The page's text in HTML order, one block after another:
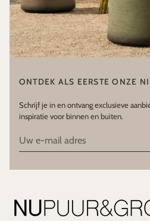
ONTDEK ALS EERSTE ONZE
Schrijf je in en ontvang exclusieve
inspiratie voor binnen en buiten.